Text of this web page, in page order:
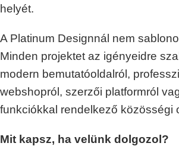
helyét.
A Platinum Designnál nem
Minden projektet az igényeidre
modern bemutatóoldalról,
webshopról, szerzői platformról
funkciókkal rendelkező közösségi
Mit kapsz, ha velünk dolgozol?